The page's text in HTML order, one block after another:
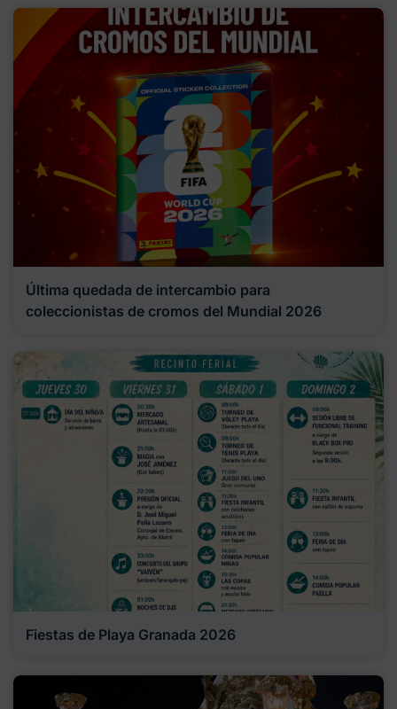
Última quedada de intercambio para
coleccionistas de cromos del Mundial 2026
Fiestas de Playa Granada 2026